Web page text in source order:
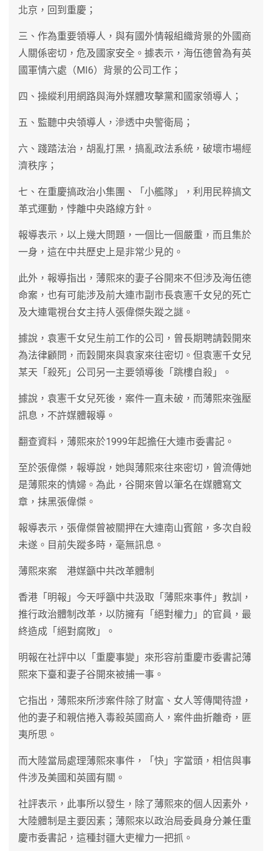
北京，回到重慶；
三、作為重要領導人，與有國外情報組織背景的外國商
人關係密切，危及國家安全。據表示，海伍德曾為有英
國軍情六處（MI6）背景的公司工作；
四、操縱利用網路與海外媒體攻擊黨和國家領導人；
五、監聽中央領導人，滲透中央警衛局；
六、踐踏法治，胡亂打黑，搞亂政法系統，破壞市場經
濟秩序；
七、在重慶搞政治小集團、「小艦隊」，利用民粹搞文
革式運動，悖離中央路線方針。
報導表示，以上幾大問題，一個比一個嚴重，而且集於
一身，這在中共歷史上是非常少見的。
此外，報導指出，薄熙來的妻子谷開來不但涉及海伍德
命案，也有可能涉及前大連市副市長袁憲千女兒的死亡
及大連電視台女主持人張偉傑失蹤之謎。
據說，袁憲千女兒生前工作的公司，曾長期聘請穀開來
為法律顧問，而穀開來與袁家來往密切。但袁憲千女兒
某天「殺死」公司另一主要領導後「跳樓自殺」。
據說，袁憲千女兒死後，案件一直未破，而薄熙來強壓
訊息，不許媒體報導。
翻查資料，薄熙來於1999年起擔任大連市委書記。
至於張偉傑，報導說，她與薄熙來往來密切，曾流傳她
是薄熙來的情婦。為此，谷開來曾以筆名在媒體寫文
章，抹黑張偉傑。
報導表示，張偉傑曾被關押在大連南山賓館，多次自殺
未遂。目前失蹤多時，毫無訊息。
薄熙來案 港媒籲中共改革體制
香港「明報」今天呼籲中共汲取「薄熙來事件」教訓，
推行政治體制改革，以防擁有「絕對權力」的官員，最
終造成「絕對腐敗」。
明報在社評中以「重慶事變」來形容前重慶市委書記薄
熙來下臺和妻子谷開來被捕一事。
它指出，薄熙來所涉案件除了財富、女人等傳聞待證，
他的妻子和親信捲入毒殺英國商人，案件曲折離奇，匪
夷所思。
而大陸當局處理薄熙來事件，「快」字當頭，相信與事
件涉及美國和英國有關。
社評表示，此事所以發生，除了薄熙來的個人因素外，
大陸體制是主要因素；薄熙來以政治局委員身分兼任重
慶市委書記，這種封疆大吏權力一把抓。